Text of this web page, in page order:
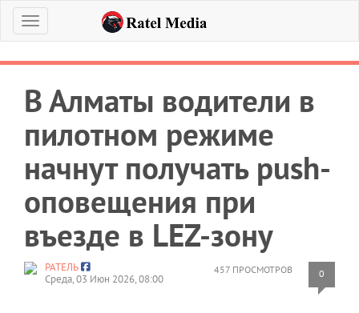
Меню
В Алматы водители в
пилотном режиме
начнут получать push-
оповещения при
въезде в LEZ-зону
457 ПРОСМОТРОВ 0
РАТЕЛЬ
Среда, 03 Июн 2026, 08:00